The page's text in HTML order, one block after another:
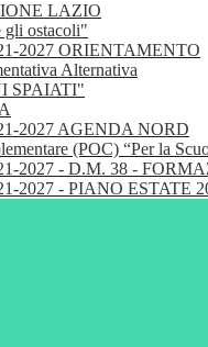
LAZIO
gli ostacoli"
2027 ORIENTAMENTO
Alternativa
SPAIATI"
2027 AGENDA NORD
(POC) “Per la
2027 - D.M. 38 -
2027 - PIANO ESTATE